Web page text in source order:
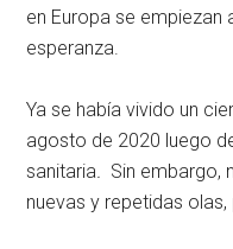
en Europa se empiezan
esperanza.
Ya se había vivido un
agosto de 2020 luego
sanitaria. Sin embargo,
nuevas y repetidas